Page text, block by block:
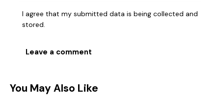
I agree that my submitted data is being collected and
stored.
You May Also Like